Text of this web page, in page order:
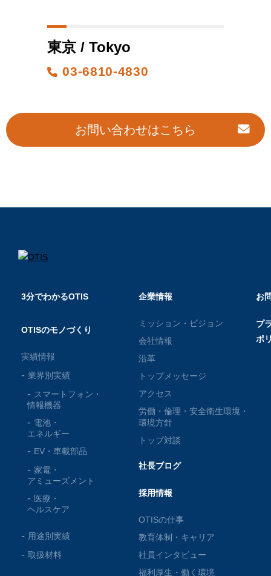
東京 / Tokyo
03-6810-4830
お問い合わせはこちら
3分でわかるOTIS
OTISのモノづくり
実績情報
業界別実績
スマートフォン・
情報機器
電池・
エネルギー
EV・車載部品
家電・
アミューズメント
医療・
ヘルスケア
用途別実績
取扱材料
企業情報
ミッション・ビジョン
会社情報
沿革
トップメッセージ
アクセス
労働・倫理・安全衛生環境・
環境方針
トップ対談
社長ブログ
採用情報
OTISの仕事
教育体制・キャリア
社員インタビュー
福利厚生・働く環境
お
プ
ポ